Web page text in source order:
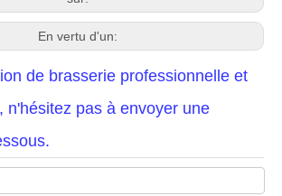
En vertu d'un:
de brasserie professionnelle et
n'hésitez pas à envoyer une